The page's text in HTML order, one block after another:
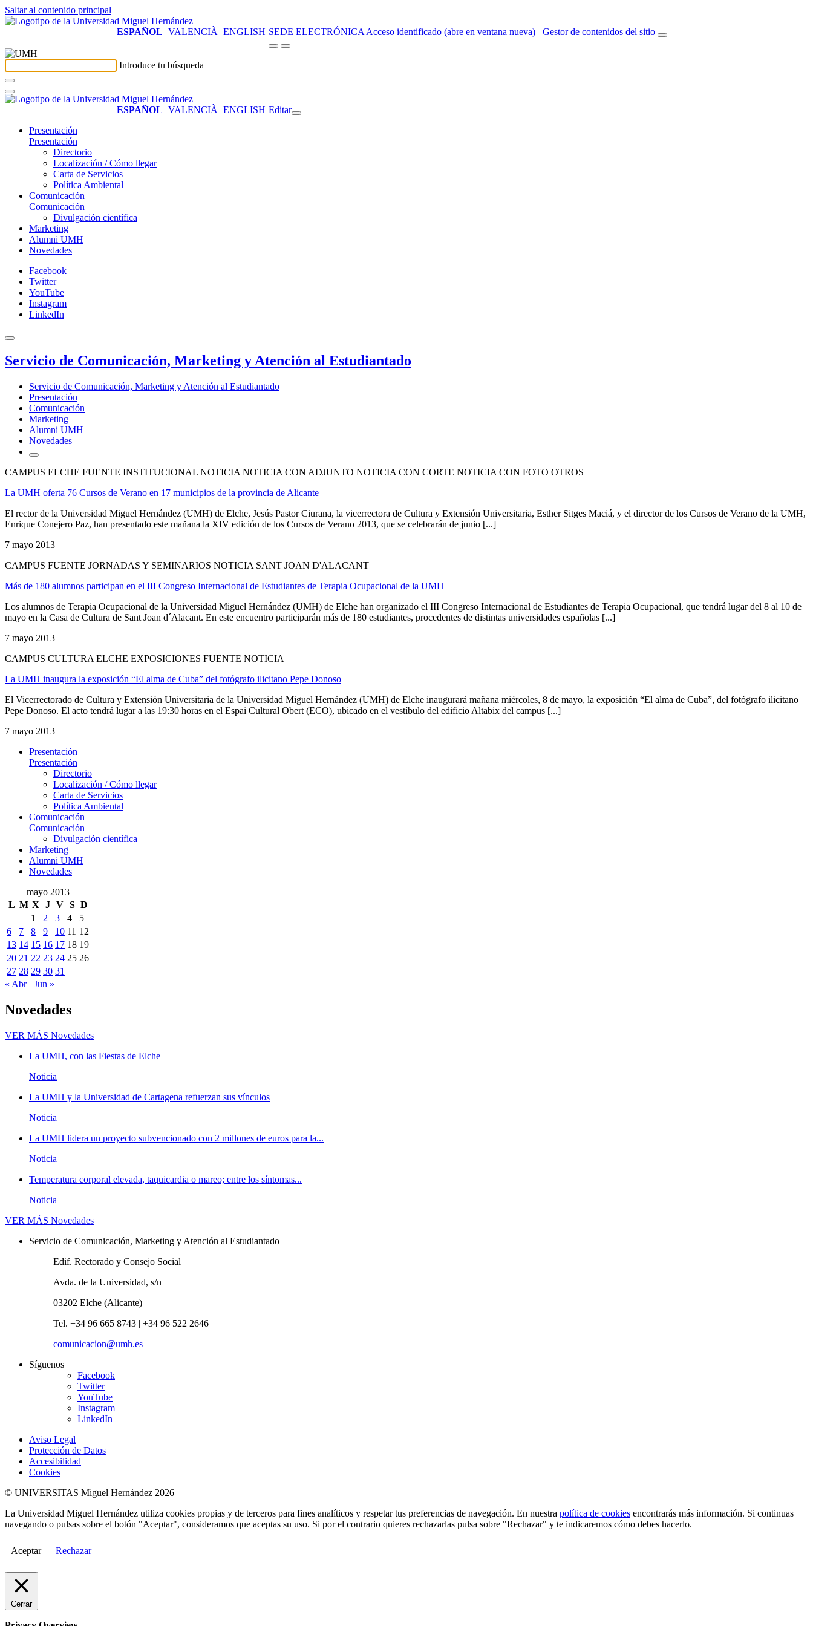
Saltar al contenido principal
ESPAÑOL VALENCIÀ ENGLISH SEDE ELECTRÓNICA Acceso identificado (abre en ventana nueva) Gestor de contenidos del sitio
Introduce tu búsqueda
ESPAÑOL VALENCIÀ ENGLISH Editar
Presentación
Presentación
Directorio
Localización / Cómo llegar
Carta de Servicios
Política Ambiental
Comunicación
Comunicación
Divulgación científica
Marketing
Alumni UMH
Novedades
Facebook
Twitter
YouTube
Instagram
LinkedIn
Servicio de Comunicación, Marketing y Atención al Estudiantado
Servicio de Comunicación, Marketing y Atención al Estudiantado
Presentación
Comunicación
Marketing
Alumni UMH
Novedades
CAMPUS ELCHE FUENTE INSTITUCIONAL NOTICIA NOTICIA CON ADJUNTO NOTICIA CON CORTE NOTICIA CON FOTO OTROS
La UMH oferta 76 Cursos de Verano en 17 municipios de la provincia de Alicante
El rector de la Universidad Miguel Hernández (UMH) de Elche, Jesús Pastor Ciurana, la vicerrectora de Cultura y Extensión Universitaria, Esther Sitges Maciá, y el director de los Cursos de Verano de la UMH,
Enrique Conejero Paz, han presentado este mañana la XIV edición de los Cursos de Verano 2013, que se celebrarán de junio [...]
7 mayo 2013
CAMPUS FUENTE JORNADAS Y SEMINARIOS NOTICIA SANT JOAN D'ALACANT
Más de 180 alumnos participan en el III Congreso Internacional de Estudiantes de Terapia Ocupacional de la UMH
Los alumnos de Terapia Ocupacional de la Universidad Miguel Hernández (UMH) de Elche han organizado el III Congreso Internacional de Estudiantes de Terapia Ocupacional, que tendrá lugar del 8 al 10 de
mayo en la Casa de Cultura de Sant Joan d´Alacant. En este encuentro participarán más de 180 estudiantes, procedentes de distintas universidades españolas [...]
7 mayo 2013
CAMPUS CULTURA ELCHE EXPOSICIONES FUENTE NOTICIA
La UMH inaugura la exposición “El alma de Cuba” del fotógrafo ilicitano Pepe Donoso
El Vicerrectorado de Cultura y Extensión Universitaria de la Universidad Miguel Hernández (UMH) de Elche inaugurará mañana miércoles, 8 de mayo, la exposición “El alma de Cuba”, del fotógrafo ilicitano
Pepe Donoso. El acto tendrá lugar a las 19:30 horas en el Espai Cultural Obert (ECO), ubicado en el vestíbulo del edificio Altabix del campus [...]
7 mayo 2013
Presentación
Presentación
Directorio
Localización / Cómo llegar
Carta de Servicios
Política Ambiental
Comunicación
Comunicación
Divulgación científica
Marketing
Alumni UMH
Novedades
mayo 2013
L M X J V S D
1
2 3 4
5
6
7 8 9 10 11 12
13 14 15 16 17 18 19
20 21 22 23 24 25 26
27 28 29 30 31
« Abr
Jun »
Novedades
VER MÁS Novedades
La UMH, con las Fiestas de Elche
Noticia
La UMH y la Universidad de Cartagena refuerzan sus vínculos
Noticia
La UMH lidera un proyecto subvencionado con 2 millones de euros para la...
Noticia
Temperatura corporal elevada, taquicardia o mareo; entre los síntomas...
Noticia
VER MÁS Novedades
Servicio de Comunicación, Marketing y Atención al Estudiantado
Edif. Rectorado y Consejo Social
Avda. de la Universidad, s/n
03202 Elche (Alicante)
Tel. +34 96 665 8743 | +34 96 522 2646
comunicacion@umh.es
Síguenos
Facebook
Twitter
YouTube
Instagram
LinkedIn
Aviso Legal
Protección de Datos
Accesibilidad
Cookies
© UNIVERSITAS Miguel Hernández 2026
La Universidad Miguel Hernández utiliza cookies propias y de terceros para fines analíticos y respetar tus preferencias de navegación. En nuestra política de cookies encontrarás más información. Si continuas
navegando o pulsas sobre el botón "Aceptar", consideramos que aceptas su uso. Si por el contrario quieres rechazarlas pulsa sobre "Rechazar" y te indicaremos cómo debes hacerlo.
Aceptar Rechazar
Cerrar